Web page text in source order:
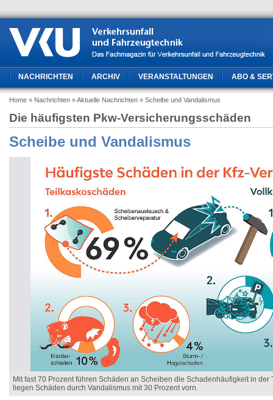
NACHRICHTEN ARCHIV VERANSTALTUNGEN ABO &
Home » Nachrichten » Aktuelle Nachrichten » Scheibe und Vandalismus
Die häufigsten Pkw-Versicherungsschäden
Scheibe und Vandalismus
Mit fast 70 Prozent führen Schäden an Scheiben die Schadenhäufigkeit in der
liegen Schäden durch Vandalismus mit 30 Prozent vorn.